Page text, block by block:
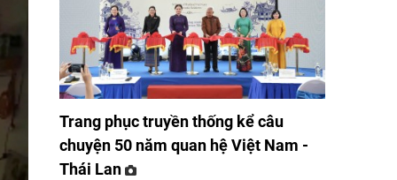
Trang phục truyền thống kể câu
chuyện 50 năm quan hệ Việt Nam -
Thái Lan